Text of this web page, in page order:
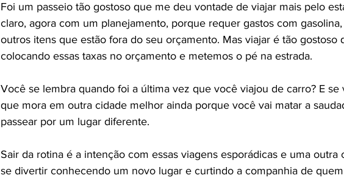
Foi um passeio tão gostoso que me deu vontade de viajar mais pelo
claro, agora com um planejamento, porque requer gastos com
outros itens que estão fora do seu orçamento. Mas viajar é tão gostoso
colocando essas taxas no orçamento e metemos o pé na estrada.
Você se lembra quando foi a última vez que você viajou de carro? E
que mora em outra cidade melhor ainda porque você vai matar a
passear por um lugar diferente.
Sair da rotina é a intenção com essas viagens esporádicas e uma
se divertir conhecendo um novo lugar e curtindo a companhia de